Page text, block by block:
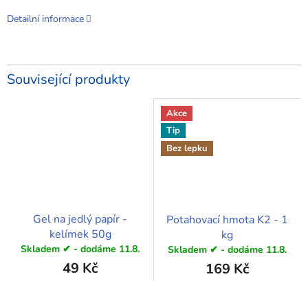
Detailní informace
Související produkty
Gel na jedlý papír -
kelímek 50g
Skladem ✔ - dodáme 11.8.
49 Kč
Akce
Tip
Bez lepku
Potahovací hmota K2 - 1
kg
Skladem ✔ - dodáme 11.8.
169 Kč